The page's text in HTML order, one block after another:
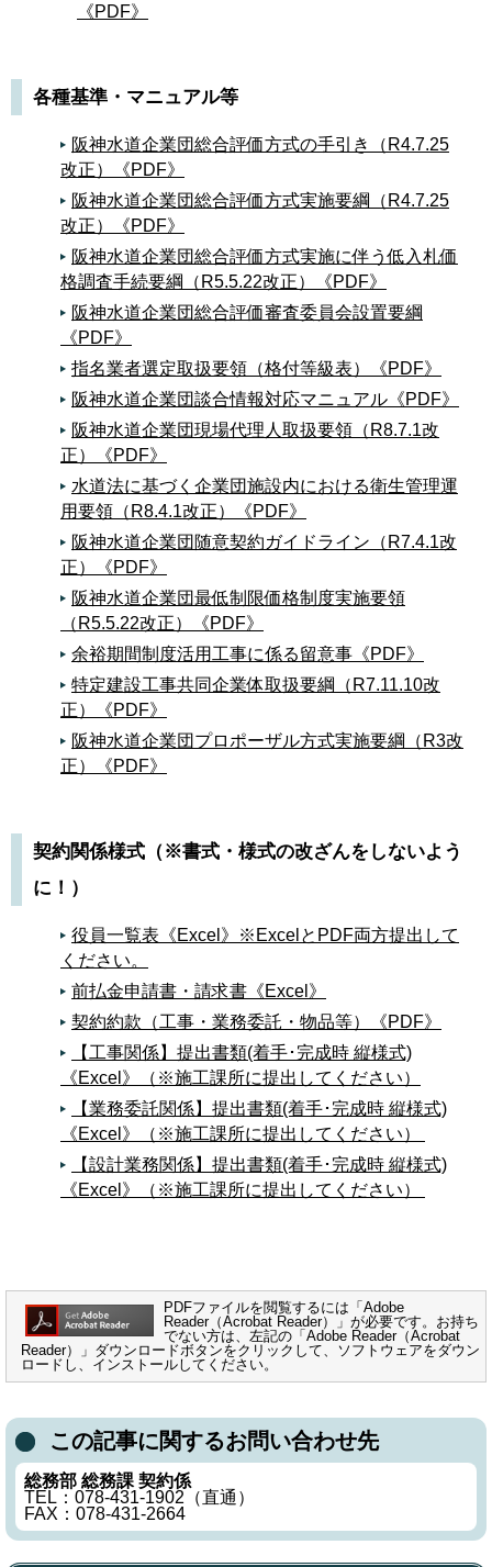
《PDF》
各種基準・マニュアル等
阪神水道企業団総合評価方式の手引き（R4.7.25
改正）《PDF》
阪神水道企業団総合評価方式実施要綱（R4.7.25
改正）《PDF》
阪神水道企業団総合評価方式実施に伴う低入札価
格調査手続要綱（R5.5.22改正）《PDF》
阪神水道企業団総合評価審査委員会設置要綱
《PDF》
指名業者選定取扱要領（格付等級表）《PDF》
阪神水道企業団談合情報対応マニュアル《PDF》
阪神水道企業団現場代理人取扱要領（R8.7.1改
正）《PDF》
水道法に基づく企業団施設内における衛生管理運
用要領（R8.4.1改正）《PDF》
阪神水道企業団随意契約ガイドライン（R7.4.1改
正）《PDF》
阪神水道企業団最低制限価格制度実施要領
（R5.5.22改正）《PDF》
余裕期間制度活用工事に係る留意事《PDF》
特定建設工事共同企業体取扱要綱（R7.11.10改
正）《PDF》
阪神水道企業団プロポーザル方式実施要綱（R3改
正）《PDF》
契約関係様式（※書式・様式の改ざんをしないよう
に！）
役員一覧表《Excel》※ExcelとPDF両方提出して
ください。
前払金申請書・請求書《Excel》
契約約款（工事・業務委託・物品等）《PDF》
【工事関係】提出書類(着手･完成時 縦様式)
《Excel》（※施工課所に提出してください）
【業務委託関係】提出書類(着手･完成時 縦様式)
《Excel》（※施工課所に提出してください）
【設計業務関係】提出書類(着手･完成時 縦様式)
《Excel》（※施工課所に提出してください）
PDFファイルを閲覧するには「Adobe
Reader（Acrobat Reader）」が必要です。お持ち
でない方は、左記の「Adobe Reader（Acrobat
Reader）」ダウンロードボタンをクリックして、ソフトウェアをダウン
ロードし、インストールしてください。
この記事に関するお問い合わせ先
総務部 総務課 契約係
TEL：078-431-1902（直通）
FAX：078-431-2664